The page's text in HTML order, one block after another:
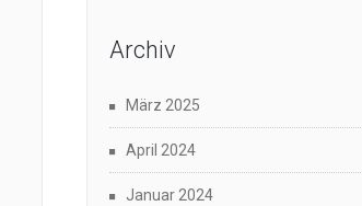
Archiv
März 2025
April 2024
Januar 2024